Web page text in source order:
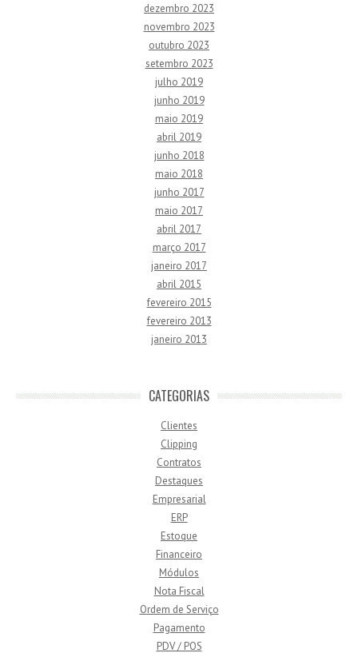
dezembro 2023
novembro 2023
outubro 2023
setembro 2023
julho 2019
junho 2019
maio 2019
abril 2019
junho 2018
maio 2018
junho 2017
maio 2017
abril 2017
março 2017
janeiro 2017
abril 2015
fevereiro 2015
fevereiro 2013
janeiro 2013
CATEGORIAS
Clientes
Clipping
Contratos
Destaques
Empresarial
ERP
Estoque
Financeiro
Módulos
Nota Fiscal
Ordem de Serviço
Pagamento
PDV / POS